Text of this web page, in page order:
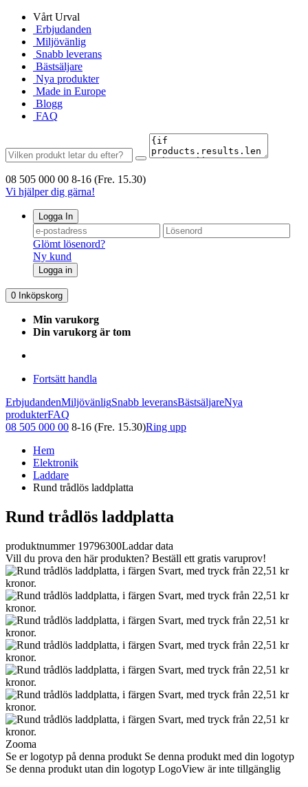
Vårt Urval
Erbjudanden
Miljövänlig
Snabb leverans
Bästsäljare
Nya produkter
Made in Europe
Blogg
FAQ
08 505 000 00 8-16 (Fre. 15.30)
Vi hjälper dig gärna!
Logga In
Glömt lösenord?
Ny kund
Logga in
0 Inköpskorg
Min varukorg
Din varukorg är tom
Fortsätt handla
ErbjudandenMiljövänligSnabb leveransBästsäljareNya
produkterFAQ
08 505 000 00 8-16 (Fre. 15.30)Ring upp
Hem
Elektronik
Laddare
Rund trådlös laddplatta
Rund trådlös laddplatta
produktnummer 19796300Laddar data
Vill du prova den här produkten? Beställ ett gratis varuprov!
Zooma
Se er logotyp på denna produkt Se denna produkt med din logotyp
Se denna produkt utan din logotyp LogoView är inte tillgänglig